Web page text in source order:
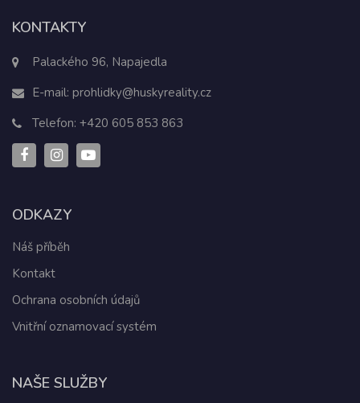
KONTAKTY
Palackého 96, Napajedla
E-mail: prohlidky@huskyreality.cz
Telefon: +420 605 853 863
ODKAZY
Náš příběh
Kontakt
Ochrana osobních údajů
Vnitřní oznamovací systém
NAŠE SLUŽBY